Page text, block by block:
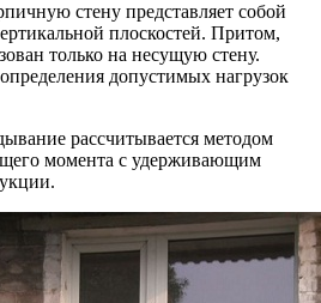
стену представляет собой
плоскостей. Притом,
только на несущую стену.
допустимых нагрузок
рассчитывается методом
момента с удерживающим